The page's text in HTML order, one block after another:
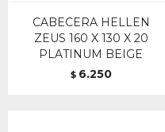
CABECERA HELLEN
ZEUS 160 X 130 X 20
PLATINUM BEIGE
$ 6.250